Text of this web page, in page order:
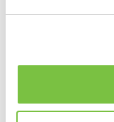
Ďalšie z